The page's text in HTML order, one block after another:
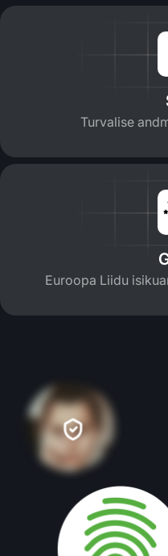
Turvalise
Euroopa Liidu